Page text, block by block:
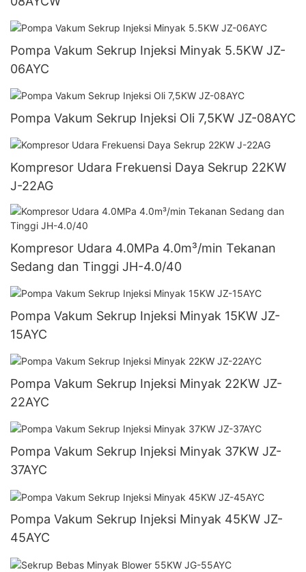
Pompa Vakum Sekrup Injeksi Minyak 5.5KW JZ-
06AYC
Pompa Vakum Sekrup Injeksi Oli 7,5KW JZ-08AYC
Kompresor Udara Frekuensi Daya Sekrup 22KW
J-22AG
Kompresor Udara 4.0MPa 4.0m³/min Tekanan
Sedang dan Tinggi JH-4.0/40
Pompa Vakum Sekrup Injeksi Minyak 15KW JZ-
15AYC
Pompa Vakum Sekrup Injeksi Minyak 22KW JZ-
22AYC
Pompa Vakum Sekrup Injeksi Minyak 37KW JZ-
37AYC
Pompa Vakum Sekrup Injeksi Minyak 45KW JZ-
45AYC